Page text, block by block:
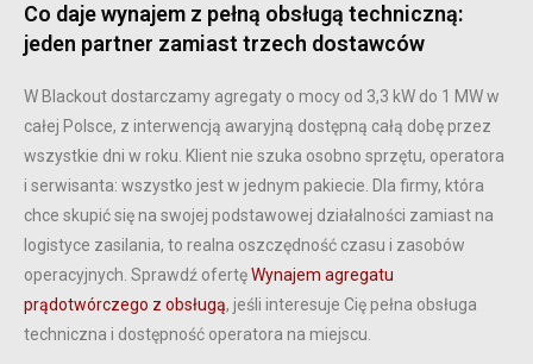
Co daje wynajem z pełną obsługą techniczną:
jeden partner zamiast trzech dostawców
W Blackout dostarczamy agregaty o mocy od 3,3 kW do 1 MW w
całej Polsce, z interwencją awaryjną dostępną całą dobę przez
wszystkie dni w roku. Klient nie szuka osobno sprzętu, operatora
i serwisanta: wszystko jest w jednym pakiecie. Dla firmy, która
chce skupić się na swojej podstawowej działalności zamiast na
logistyce zasilania, to realna oszczędność czasu i zasobów
operacyjnych. Sprawdź ofertęWynajem agregatu
prądotwórczego z obsługą, jeśli interesuje Cię pełna obsługa
techniczna i dostępność operatora na miejscu.